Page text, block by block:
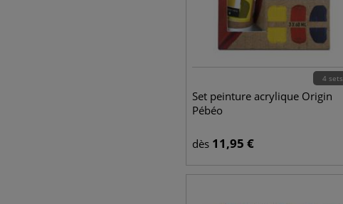
4 sets
Set peinture acrylique Origin
Pébéo
dès 11,95 €